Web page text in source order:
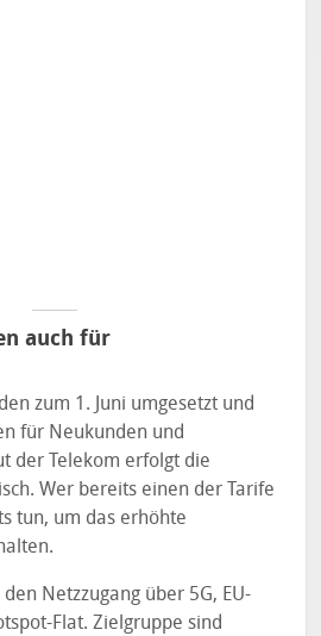
auch für
zum 1. Juni umgesetzt und
für Neukunden und
der Telekom erfolgt die
Wer bereits einen der Tarife
tun, um das erhöhte
Netzzugang über 5G, EU-
Flat. Zielgruppe sind